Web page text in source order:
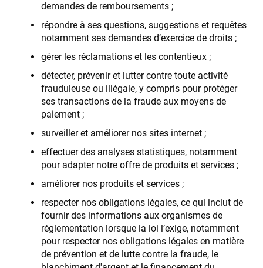
demandes de remboursements ;
répondre à ses questions, suggestions et requêtes
notamment ses demandes d’exercice de droits ;
gérer les réclamations et les contentieux ;
détecter, prévenir et lutter contre toute activité
frauduleuse ou illégale, y compris pour protéger
ses transactions de la fraude aux moyens de
paiement ;
surveiller et améliorer nos sites internet ;
effectuer des analyses statistiques, notamment
pour adapter notre offre de produits et services ;
améliorer nos produits et services ;
respecter nos obligations légales, ce qui inclut de
fournir des informations aux organismes de
réglementation lorsque la loi l’exige, notamment
pour respecter nos obligations légales en matière
de prévention et de lutte contre la fraude, le